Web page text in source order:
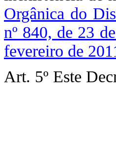
Orgânica do
nº 840, de 23
fevereiro de
Art. 5º Este